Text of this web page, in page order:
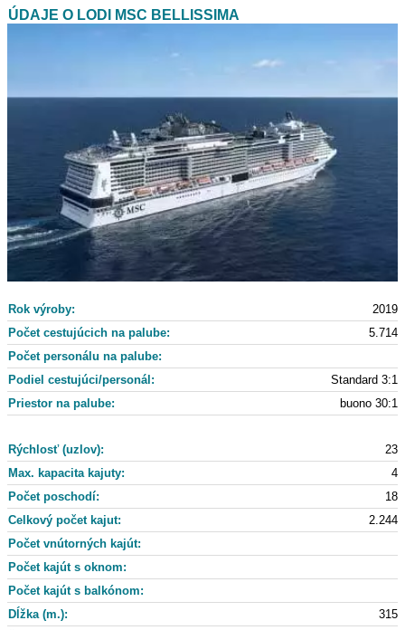
ÚDAJE O LODI MSC BELLISSIMA
Rok výroby:
2019
Počet cestujúcich na palube:
5.714
Počet personálu na palube:
Podiel cestujúci/personál:
Standard 3:1
Priestor na palube:
buono 30:1
23
Rýchlosť (uzlov):
4
Max. kapacita kajuty:
Počet poschodí:
18
Celkový počet kajut:
2.244
Počet vnútorných kajút:
Počet kajút s oknom:
Počet kajút s balkónom:
Dĺžka (m.):
315